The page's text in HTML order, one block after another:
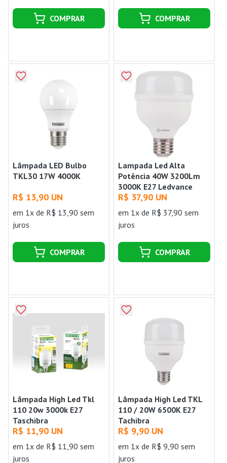
COMPRAR COMPRAR
Lâmpada LED Bulbo
TKL30 17W 4000K
R$ 13,90 UN
em 1x de R$ 13,90 sem
juros
COMPRAR
Lampada Led Alta
Potência 40W 3200Lm
3000K E27 Ledvance
R$ 37,90 UN
em 1x de R$ 37,90 sem
juros
COMPRAR
Lâmpada High Led Tkl
110 20w 3000k E27
Taschibra
R$ 11,90 UN
em 1x de R$ 11,90 sem
juros
Lâmpada High Led TKL
110 / 20W 6500K E27
Tachibra
R$ 9,90 UN
em 1x de R$ 9,90 sem
juros